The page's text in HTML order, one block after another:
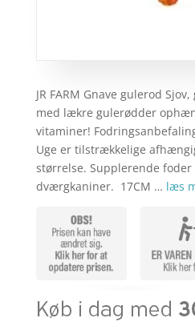
JR FARM Gnave gulerod
med lækre gulerødder
vitaminer!
Uge er tilstrækkelige
størrelse. Supplerende
dværgkaniner. 17CM … læs